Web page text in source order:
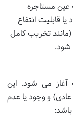
عین مستاجره
قابلیت انتفاع
تخریب کامل
شود.
آغاز می شود. این
عادی) و وجود یا عدم